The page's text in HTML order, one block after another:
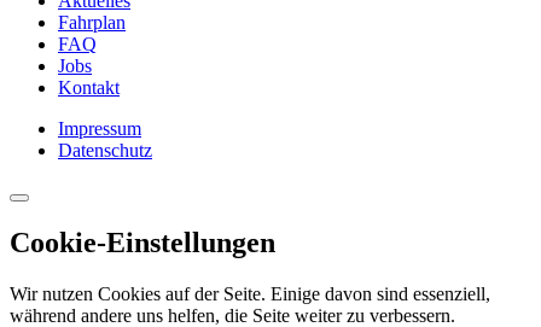
Fahrplan
FAQ
Jobs
Kontakt
Impressum
Datenschutz
Cookie-Einstellungen
Wir nutzen Cookies auf der Seite. Einige davon sind essenziell,
während andere uns helfen, die Seite weiter zu verbessern.